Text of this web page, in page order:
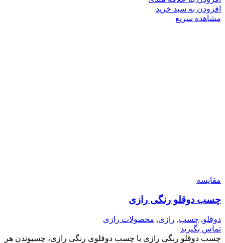
افزودن به سبد خرید
مشاهده سریع
مقایسه
چسب دوقلو رنگی رازی
دوقلو, چسب, رازی, محصولات رازی
تماس بگیرید
چسب دوقلو رنگی رازی با چسب دوقلوی رنگی رازی، چسبوندن هر